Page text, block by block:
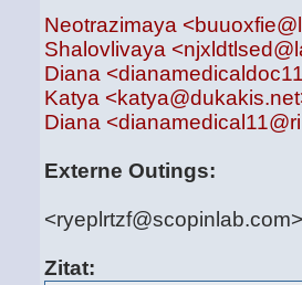
Neotrazimaya
Shalovlivaya
Diana
Katya
Diana
Externe Outings:
Zitat: